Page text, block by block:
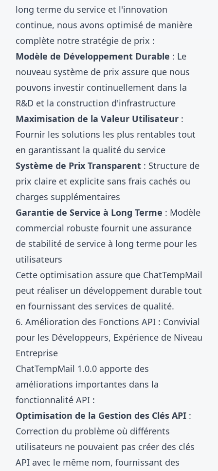
long terme du service et l'innovation
continue, nous avons optimisé de manière
complète notre stratégie de prix :
Modèle de Développement Durable : Le
nouveau système de prix assure que nous
pouvons investir continuellement dans la
R&D et la construction d'infrastructure
Maximisation de la Valeur Utilisateur :
Fournir les solutions les plus rentables tout
en garantissant la qualité du service
Système de Prix Transparent : Structure de
prix claire et explicite sans frais cachés ou
charges supplémentaires
Garantie de Service à Long Terme : Modèle
commercial robuste fournit une assurance
de stabilité de service à long terme pour les
utilisateurs
Cette optimisation assure que ChatTempMail
peut réaliser un développement durable tout
en fournissant des services de qualité.
6. Amélioration des Fonctions API : Convivial
pour les Développeurs, Expérience de Niveau
Entreprise
ChatTempMail 1.0.0 apporte des
améliorations importantes dans la
fonctionnalité API :
Optimisation de la Gestion des Clés API :
Correction du problème où différents
utilisateurs ne pouvaient pas créer des clés
API avec le même nom, fournissant des